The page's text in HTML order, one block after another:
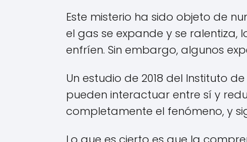
Este misterio ha sido objeto de
el gas se expande y se
enfríen. Sin embargo, algunos
Un estudio de 2018 del Instituto
pueden interactuar entre sí y
completamente el fenómeno, y